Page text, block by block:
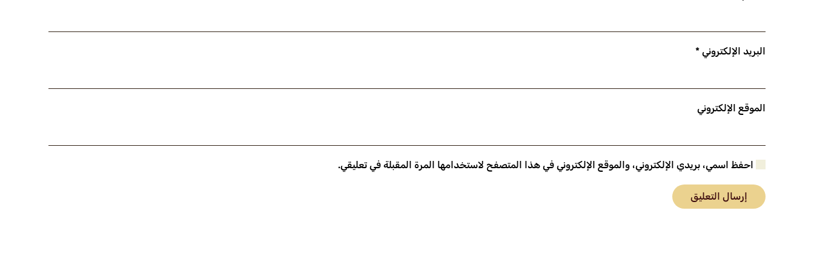
البريد الإلكتروني *
الموقع الإلكتروني
احفظ اسمي، بريدي الإلكتروني، والموقع الإلكتروني في هذا المتصفح لاستخدامها المرة المقبلة في تعليقي.
إرسال التعليق